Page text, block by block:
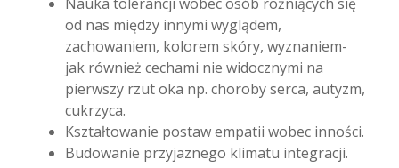
od nas między innymi wyglądem,
zachowaniem, kolorem skóry, wyznaniem-
jak również cechami nie widocznymi na
pierwszy rzut oka np. choroby serca, autyzm,
cukrzyca.
Kształtowanie postaw empatii wobec inności.
Budowanie przyjaznego klimatu integracji.